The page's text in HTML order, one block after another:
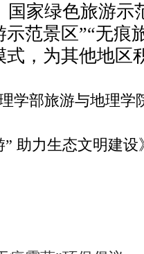
国家绿色旅游示
范景区”“无痕
式，为其他地区
学部旅游与地理学
助力生态文明建设